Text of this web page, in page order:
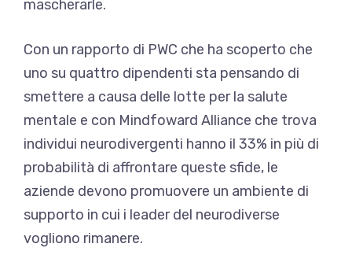
mascherarle.
Con un rapporto di PWC che ha scoperto che
uno su quattro dipendenti sta pensando di
smettere a causa delle lotte per la salute
mentale e con Mindfoward Alliance che trova
individui neurodivergenti hanno il 33% in più di
probabilità di affrontare queste sfide, le
aziende devono promuovere un ambiente di
supporto in cui i leader del neurodiverse
vogliono rimanere.